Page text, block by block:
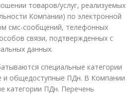
товаров/услуг, реализуемых
Компании) по электронной
смс-сообщений, телефонных
связи, подтвержденных с
данных.
специальные категории
и общедоступные ПДн. В Компании
категории ПДн. Перечень